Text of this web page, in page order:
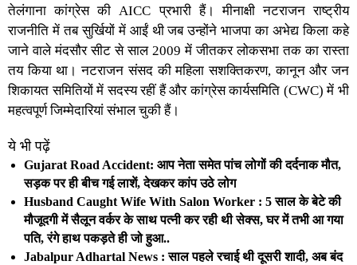
तेलंगाना कांग्रेस की AICC प्रभारी हैं। मीनाक्षी नटराजन राष्ट्रीय
राजनीति में तब सुर्खियों में आईं थी जब उन्होंने भाजपा का अभेद्य किला कहे
जाने वाले मं​दसौर सीट से साल 2009 में जीतकर लोकसभा तक का रास्ता
तय किया था। नटराजन संसद की महिला सशक्तिकरण, कानून और जन
शिकायत समितियों में सदस्य रहीं हैं और कांग्रेस कार्यसमिति (CWC) में भी
महत्वपूर्ण जिम्मेदारियां संभाल चुकी हैं।
ये भी पढ़ें
Gujarat Road Accident: आप नेता समेत पांच लोगों की दर्दनाक मौत,
सड़क पर ही बीच गई लाशें, देखकर कांप उठे लोग
Husband Caught Wife With Salon Worker : 5 साल के बेटे की
मौजूदगी में सैलून वर्कर के साथ पत्नी कर रही थी सेक्स, घर में तभी आ गया
पति, रंगे हाथ पकड़ते ही जो हुआ..
Jabalpur Adhartal News : साल पहले रचाई थी दूसरी शादी, अब बंद